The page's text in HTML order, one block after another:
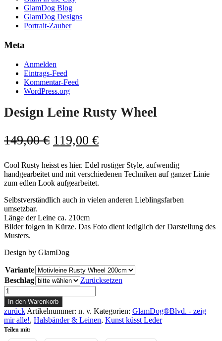
GlamDog Blog
GlamDog Designs
Portrait-Zauber
Meta
Anmelden
Eintrags-Feed
Kommentar-Feed
WordPress.org
Design Leine Rusty Wheel
149,00€ Ursprünglicher
war:
149,00 €
119,00 €Aktueller
ist:
119,00 €.
Cool Rusty heisst es hier. Edel rostiger Style, aufwendig
handgearbeitet und mit verschiedenen Techniken auf ganzer Linie
zum edlen Look aufgearbeitet.
Selbstverständlich auch in vielen anderen Lieblingsfarben
umsetzbar.
Länge der Leine ca. 210cm
Bilder folgen in Kürze. Das Foto dient lediglich der Darstellung des
Musters.
Design by GlamDog
Variante
Beschlag
Zurücksetzen
Design
Leine
Rusty
Wheel
Menge
In den Warenkorb
zurück Artikelnummer: n. v. Kategorien: GlamDog®Blvd. - zeig
mir alle!, Halsbänder & Leinen, Kunst küsst Leder
Teilen mit: